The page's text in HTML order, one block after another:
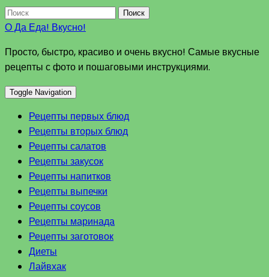
Поиск
О Да Еда! Вкусно!
Просто, быстро, красиво и очень вкусно! Самые вкусные
рецепты с фото и пошаговыми инструкциями.
Toggle Navigation
Рецепты первых блюд
Рецепты вторых блюд
Рецепты салатов
Рецепты закусок
Рецепты напитков
Рецепты выпечки
Рецепты соусов
Рецепты маринада
Рецепты заготовок
Диеты
Лайвхак